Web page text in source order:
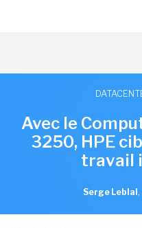
Avec le
3250, HPE
travail
Serge Leblal ,